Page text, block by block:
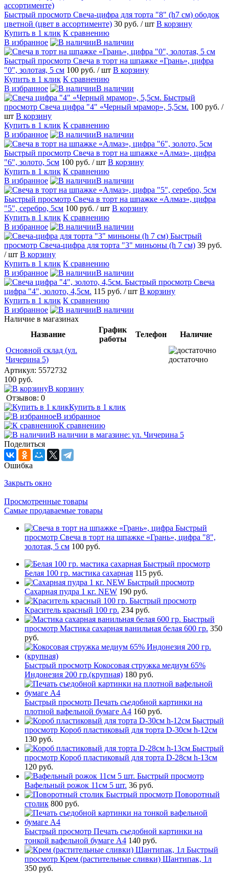
Быстрый просмотр Свеча-цифра для торта "8" (h7 см) ободок
цветной (цвет в ассортименте) 30 руб. / шт В корзину
Купить в 1 клик К сравнению
В избранное
В наличии
Быстрый просмотр Свеча в торт на шпажке «‎Грань», цифра
"0", золотая, 5 см 100 руб. / шт В корзину
Купить в 1 клик К сравнению
В избранное
В наличии
Быстрый
просмотр Свеча цифра "4" «Черный мрамор», 5,5см. 100 руб. /
шт В корзину
Купить в 1 клик К сравнению
В избранное
В наличии
Быстрый просмотр Свеча в торт на шпажке «Алмаз», цифра
"6", золото, 5см 100 руб. / шт В корзину
Купить в 1 клик К сравнению
В избранное
В наличии
Быстрый просмотр Свеча в торт на шпажке «Алмаз», цифра
"5", серебро, 5см 100 руб. / шт В корзину
Купить в 1 клик К сравнению
В избранное
В наличии
Быстрый
просмотр Свеча-цифра для торта "3" миньоны (h 7 см) 39 руб.
/ шт В корзину
Купить в 1 клик К сравнению
В избранное
В наличии
Быстрый просмотр Свеча
цифра "4", золото, 4,5см. 115 руб. / шт В корзину
Купить в 1 клик К сравнению
В избранное
В наличии
Наличие в магазинах
Название
График
работы
Телефон
Наличие
Основной склад (ул.
Чичерина 5)
достаточно
Артикул: 5572732
100 руб.
В корзину
Отзывов: 0
Купить в 1 клик
В избранное
К сравнению
В наличии в магазине: ул. Чичерина 5
Поделиться
Ошибка
Закрыть окно
Просмотренные товары
Самые продаваемые товары
Быстрый
просмотр Свеча в торт на шпажке «‎Грань», цифра "8",
золотая, 5 см 100 руб.
Быстрый просмотр
Белая 100 гр. мастика сахарная 115 руб.
Быстрый просмотр
Сахарная пудра 1 кг. NEW 190 руб.
Быстрый просмотр
Краситель красный 100 гр. 234 руб.
Быстрый
просмотр Мастика сахарная ванильная белая 600 гр. 350
руб.
Быстрый просмотр Кокосовая стружка медиум 65%
Индонезия 200 гр.(крупная) 180 руб.
Быстрый просмотр Печать съедобной картинки на
плотной вафельной бумаге А4 160 руб.
Быстрый
просмотр Короб пластиковый для торта D-30см h-12см
130 руб.
Быстрый
просмотр Короб пластиковый для торта D-28см h-13см
120 руб.
Быстрый просмотр
Вафельный рожок 11см 5 шт. 36 руб.
Быстрый просмотр Поворотный
столик 800 руб.
Быстрый просмотр Печать съедобной картинки на
тонкой вафельной бумаге А4 140 руб.
Быстрый
просмотр Крем (растительные сливки) Шантипак, 1л
350 руб.